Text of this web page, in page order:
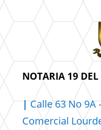
NOTARIA 19
| Calle 63 No 9A
Comercial